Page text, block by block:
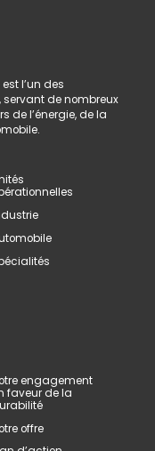
l’un des
de nombreux
de l’énergie, de la
engagement
faveur de la
offre